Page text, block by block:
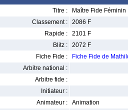
Titre :
Maître Fide Féminin
Classement :
2086 F
Rapide :
2101 F
Blitz :
2072 F
Fiche Fide :
Fiche Fide de
Arbitre national :
Arbitre fide :
Initiateur :
Animateur :
Animation